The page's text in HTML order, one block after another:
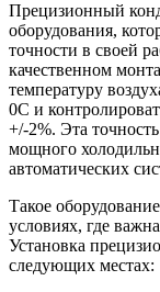
Прецизионный
оборудования,
точности в своей
качественном
температуру
0C и
+/-2%. Эта
мощного
автоматических
Такое
условиях, где
Установка
следующих местах: